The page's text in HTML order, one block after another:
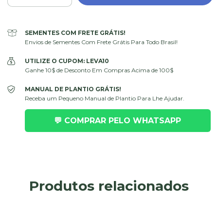
SEMENTES COM FRETE GRÁTIS!
Envios de Sementes Com Frete Grátis Para Todo Brasil!
UTILIZE O CUPOM: LEVA10
Ganhe 10$ de Desconto Em Compras Acima de 100$
MANUAL DE PLANTIO GRÁTIS!
Receba um Pequeno Manual de Plantio Para Lhe Ajudar.
💬 COMPRAR PELO WHATSAPP
Produtos relacionados